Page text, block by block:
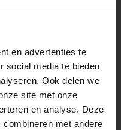
en advertenties te
social media te bieden
Ook delen we
site met onze
en analyse. Deze
met andere